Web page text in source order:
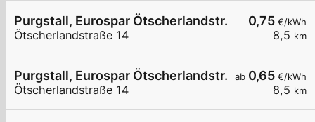
0,75 €/kWh
8,5 km
Purgstall, Eurospar Ötscherlandstr.
Ötscherlandstraße 14
ab 0,65 €/kWh
8,5 km
Purgstall, Eurospar Ötscherlandstr.
Ötscherlandstraße 14